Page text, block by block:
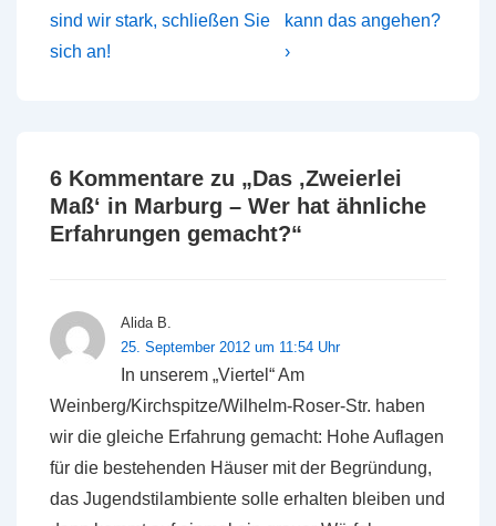
ist
sind wir stark, schließen Sie
sich an!
ist
kann das angehen?
›
6 Kommentare zu „Das ‚Zweierlei
Maß‘ in Marburg – Wer hat ähnliche
Erfahrungen gemacht?“
Alida B.
25. September 2012 um 11:54 Uhr
In unserem „Viertel“ Am
Weinberg/Kirchspitze/Wilhelm-Roser-Str. haben
wir die gleiche Erfahrung gemacht: Hohe Auflagen
für die bestehenden Häuser mit der Begründung,
das Jugendstilambiente solle erhalten bleiben und